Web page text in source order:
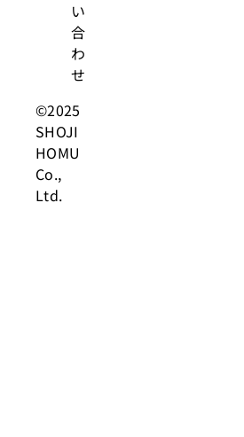
い
合
わ
せ
©2025
SHOJI
HOMU
Co.,
Ltd.